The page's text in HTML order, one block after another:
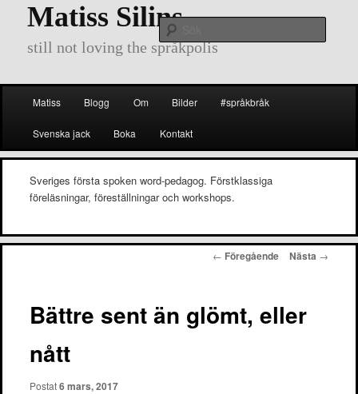
Matiss Silins
still not loving the språkpolis
Hoppa
till
Hoppa
till
innehåll
Matiss Blogg Om Bilder #språkbråk
Svenska jack Boka Kontakt
Sveriges första spoken word-pedagog. Förstklassiga
föreläsningar, föreställningar och workshops.
Inläggsnavigering
← Föregående Nästa →
Bättre sent än glömt, eller
nått
Postat6 mars, 2017